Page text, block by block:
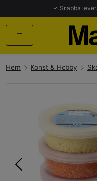
Snabba
Hem Konst & Hobby
Föregående